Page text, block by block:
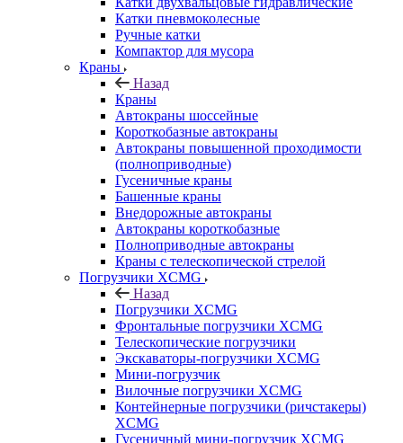
Катки пневмоколесные
Ручные катки
Компактор для мусора
Краны
Назад
Краны
Автокраны шоссейные
Короткобазные автокраны
Автокраны повышенной проходимости
(полноприводные)
Гусеничные краны
Башенные краны
Внедорожные автокраны
Автокраны короткобазные
Полноприводные автокраны
Краны с телескопической стрелой
Погрузчики XCMG
Назад
Погрузчики XCMG
Фронтальные погрузчики XCMG
Телескопические погрузчики
Экскаваторы-погрузчики XCMG
Мини-погрузчик
Вилочные погрузчики XCMG
Контейнерные погрузчики (ричстакеры)
XCMG
Гусеничный мини-погрузчик XCMG